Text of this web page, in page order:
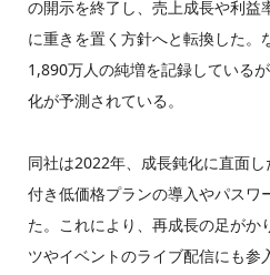
の開示を終了し、売上成長や利益
に重きを置く方針へと転換した。
1,890万人の純増を記録している
化が予測されている。
同社は2022年、成長鈍化に直面
付き低価格プランの導入やパスワ
た。これにより、再成長の足がか
ツやイベントのライブ配信にも参